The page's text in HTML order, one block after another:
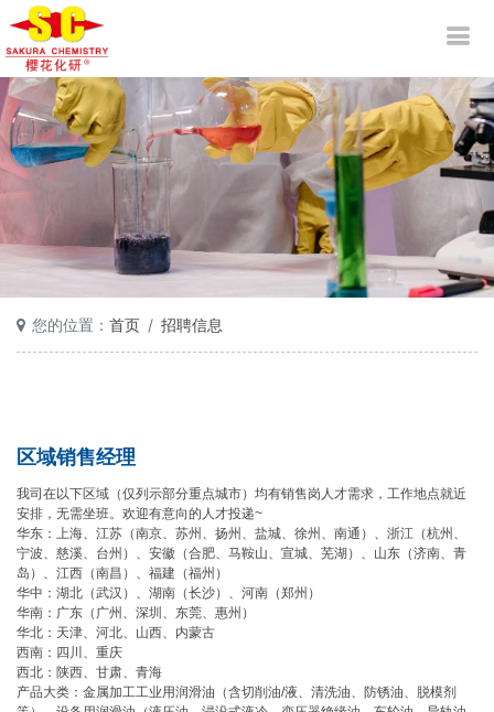
您的位置： 首页 招聘信息
区域销售经理
我司在以下区域（仅列示部分重点城市）均有销售岗人才需求，工作地点就近
安排，无需坐班。欢迎有意向的人才投递~
华东：上海、江苏（南京、苏州、扬州、盐城、徐州、南通）、浙江（杭州、
宁波、慈溪、台州）、安徽（合肥、马鞍山、宣城、芜湖）、山东（济南、青
岛）、江西（南昌）、福建（福州）
华中：湖北（武汉）、湖南（长沙）、河南（郑州）
华南：广东（广州、深圳、东莞、惠州）
华北：天津、河北、山西、内蒙古
西南：四川、重庆
西北：陕西、甘肃、青海
产品大类：金属加工工业用润滑油（含切削油/液、清洗油、防锈油、脱模剂